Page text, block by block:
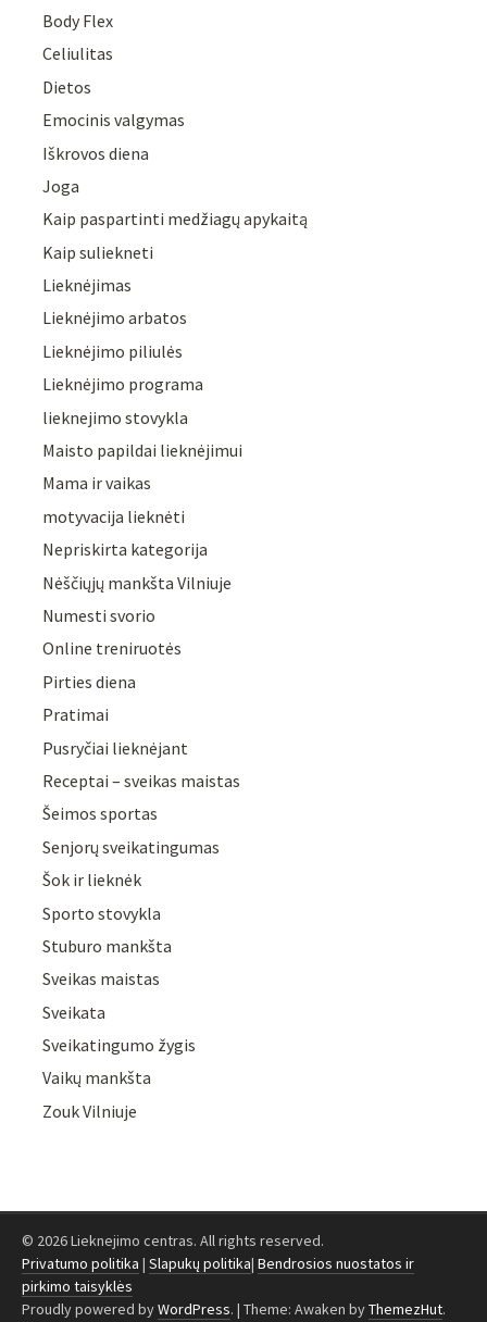
Body Flex
Celiulitas
Dietos
Emocinis valgymas
Iškrovos diena
Joga
Kaip paspartinti medžiagų apykaitą
Kaip suliekneti
Lieknėjimas
Lieknėjimo arbatos
Lieknėjimo piliulės
Lieknėjimo programa
lieknejimo stovykla
Maisto papildai lieknėjimui
Mama ir vaikas
motyvacija lieknėti
Nepriskirta kategorija
Nėščiųjų mankšta Vilniuje
Numesti svorio
Online treniruotės
Pirties diena
Pratimai
Pusryčiai lieknėjant
Receptai – sveikas maistas
Šeimos sportas
Senjorų sveikatingumas
Šok ir lieknėk
Sporto stovykla
Stuburo mankšta
Sveikas maistas
Sveikata
Sveikatingumo žygis
Vaikų mankšta
Zouk Vilniuje
© 2026 Lieknejimo centras. All rights reserved.
Privatumo politika | Slapukų politika| Bendrosios nuostatos ir
pirkimo taisyklės
Proudly powered byWordPress. | Theme: Awaken byThemezHut.